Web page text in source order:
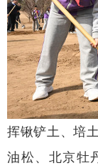
挥锹铲土、培
油松、北京牡